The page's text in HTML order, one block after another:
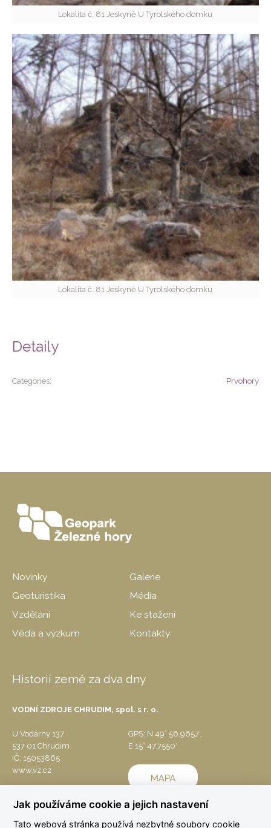
Lokalita č. 81 Jeskyně U Tyrolského domku
Lokalita č. 81 Jeskyně U Tyrolského domku
Detaily
Categories: Prvohory
Novinky
Geoturistika
Vzdělání
Věda a výzkum
Galerie
Média
Ke stažení
Kontakty
Historií země za dva dny
VODNÍ ZDROJE CHRUDIM, spol. s r. o.
U Vodárny 137
537 01 Chrudim
IČ: 15053865
www.vz.cz
GPS: N 49° 56.9657′,
E 15° 47.7550′
Jak používáme cookie a jejich nastavení
Tato webová stránka používá nezbytné soubory cookie